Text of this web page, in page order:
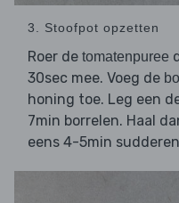
3. Stoofpot opzetten
Roer de tomatenpuree
30sec mee. Voeg de
honing toe. Leg een
7min borrelen. Haal
eens 4-5min